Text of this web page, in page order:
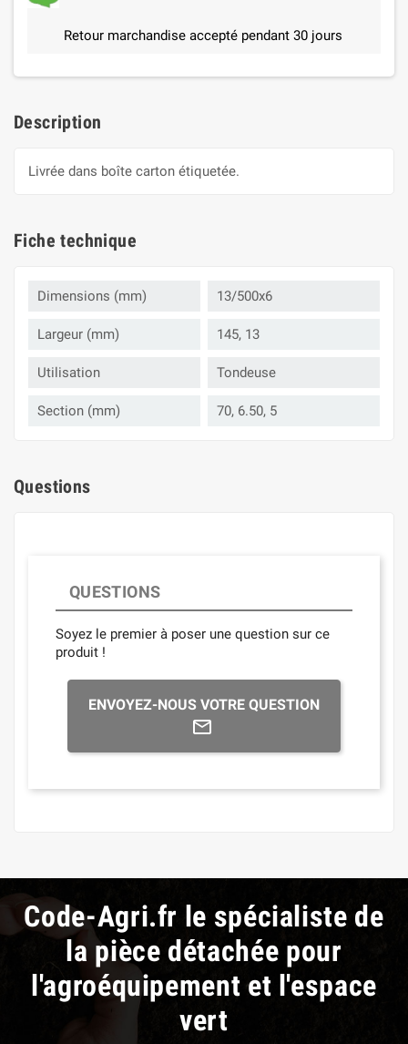
Retour marchandise accepté pendant 30 jours
Description
Livrée dans boîte carton étiquetée.
Fiche technique
Dimensions (mm) 13/500x6
Largeur (mm) 145, 13
Utilisation Tondeuse
Section (mm) 70, 6.50, 5
Questions
QUESTIONS
Soyez le premier à poser une question sur ce
produit !
ENVOYEZ-NOUS VOTRE QUESTION
Code-Agri.fr le spécialiste de
la pièce détachée pour
l'agroéquipement et l'espace
vert